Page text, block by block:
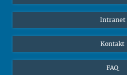
Instagram
YouTube
Intranet
Kontakt
FAQ